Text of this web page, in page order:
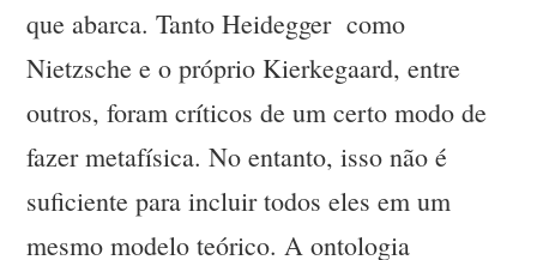
que abarca. Tanto Heidegger como
Nietzsche e o próprio Kierkegaard, entre
outros, foram críticos de um certo modo de
fazer metafísica. No entanto, isso não é
suficiente para incluir todos eles em um
mesmo modelo teórico. A ontologia